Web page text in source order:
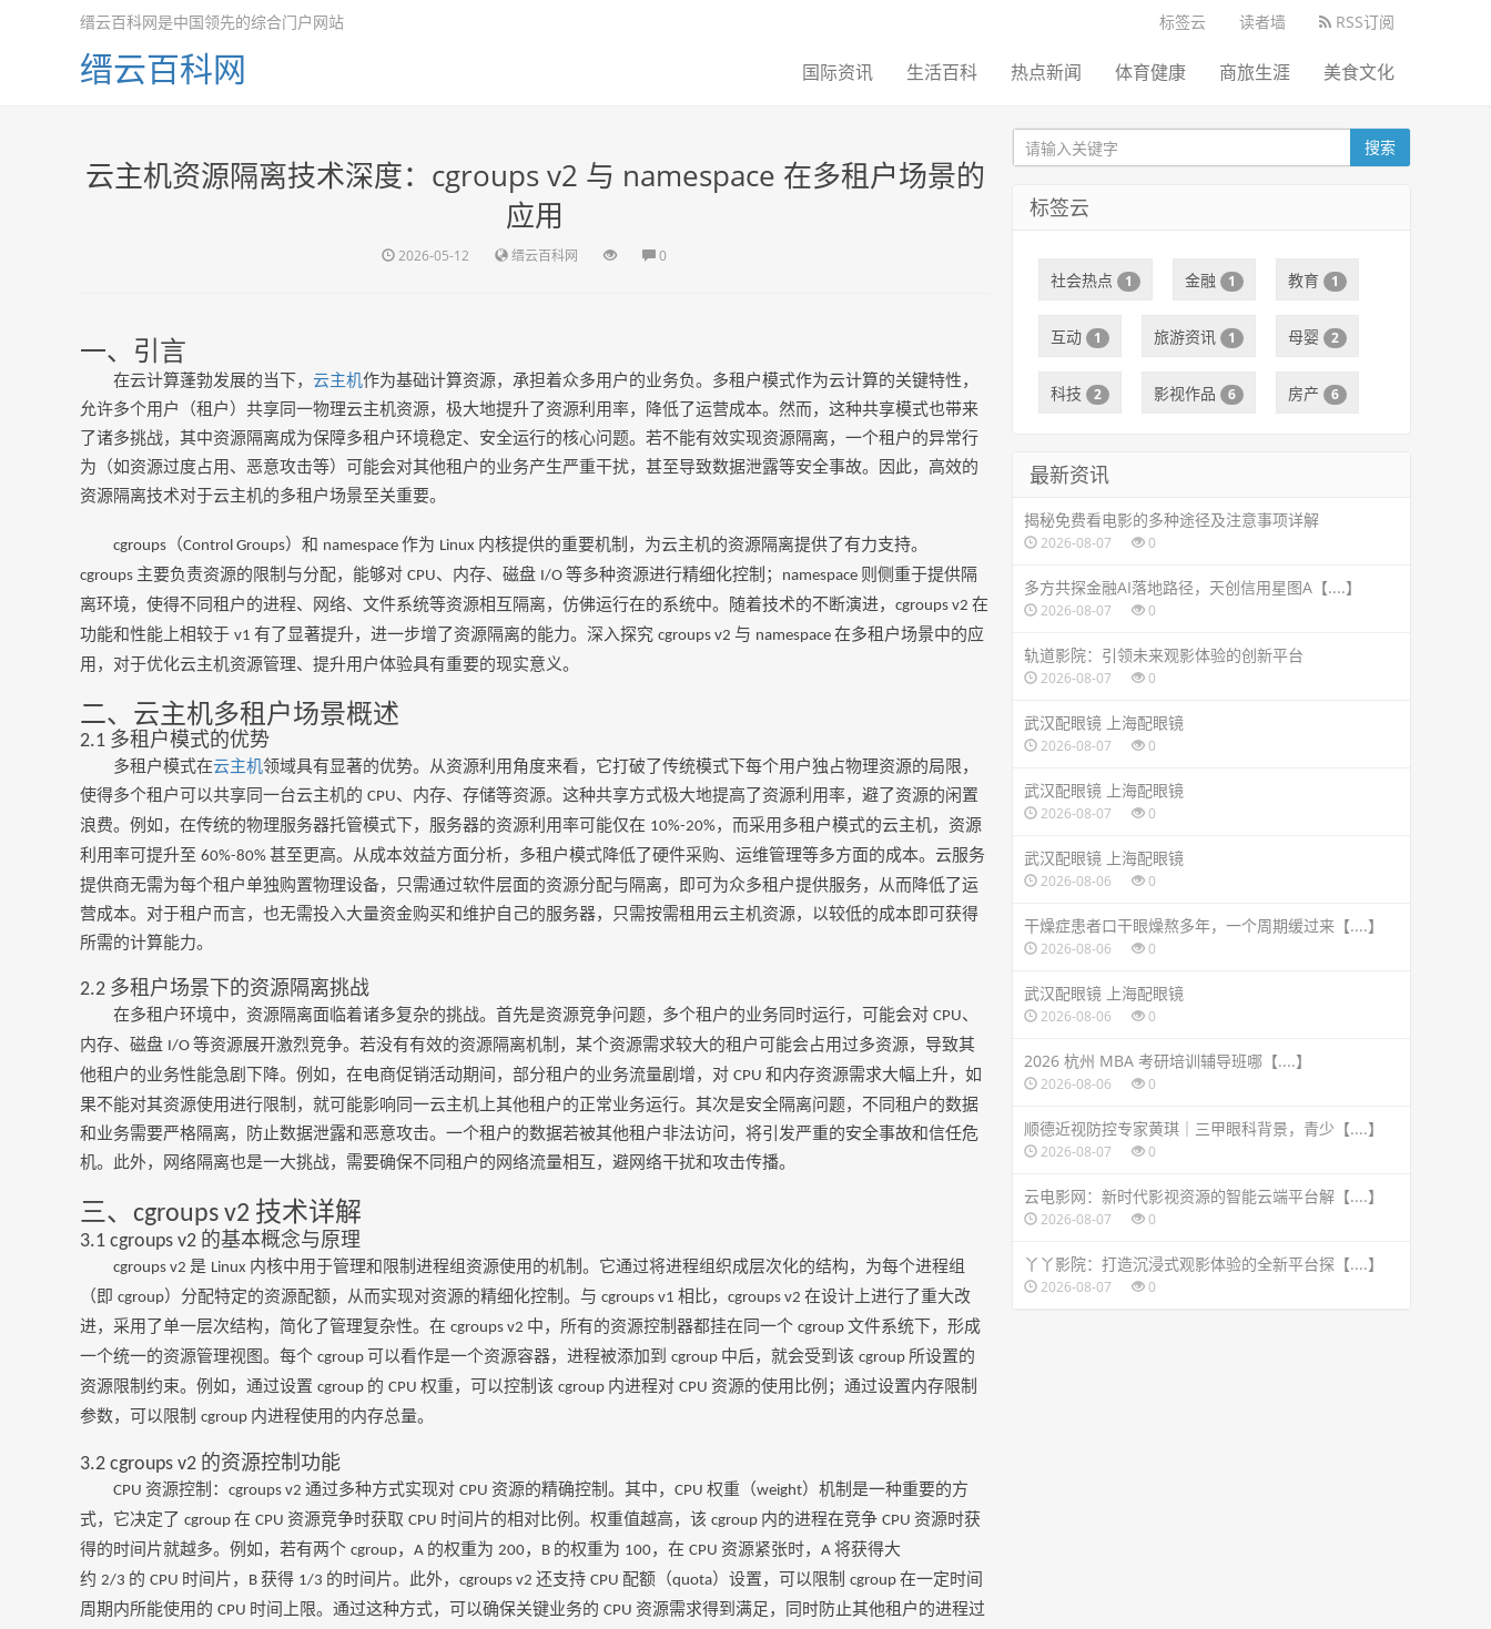
标签云 读者墙 RSS订阅
缙云百科网是中国领先的综合门户网站
缙云百科网 国际资讯 生活百科 热点新闻 体育健康 商旅生涯 美食文化
云主机资源隔离技术深度：cgroups v2 与 namespace 在多租户场景的
应用
2026-05-12 缙云百科网 0
一、引言
在云计算蓬勃发展的当下， 云主机作为基础计算资源，承担着众多用户的业务负。多租户模式作为云计算的关键特性，
允许多个用户（租户）共享同一物理云主机资源，极大地提升了资源利用率，降低了运营成本。然而，这种共享模式也带来
了诸多挑战，其中资源隔离成为保障多租户环境稳定、安全运行的核心问题。若不能有效实现资源隔离，一个租户的异常行
为（如资源过度占用、恶意攻击等）可能会对其他租户的业务产生严重干扰，甚至导致数据泄露等安全事故。因此，高效的
资源隔离技术对于云主机的多租户场景至关重要。
cgroups （Control Groups）和 namespace 作为 Linux 内核提供的重要机制，为云主机的资源隔离提供了有力支持。
cgroups 主要负责资源的限制与分配，能够对 CPU、内存、磁盘 I/O 等多种资源进行精细化控制； namespace 则侧重于提供隔
离环境，使得不同租户的进程、网络、文件系统等资源相互隔离，仿佛运行在的系统中。随着技术的不断演进， cgroups v2 在
功能和性能上相较于 v1 有了显著提升，进一步增了资源隔离的能力。深入探究 cgroups v2 与 namespace 在多租户场景中的应
用，对于优化云主机资源管理、提升用户体验具有重要的现实意义。
二、云主机多租户场景概述
2.1 多租户模式的优势
多租户模式在云主机领域具有显著的优势。从资源利用角度来看，它打破了传统模式下每个用户独占物理资源的局限，
使得多个租户可以共享同一台云主机的 CPU、内存、存储等资源。这种共享方式极大地提高了资源利用率，避了资源的闲置
浪费。例如，在传统的物理服务器托管模式下，服务器的资源利用率可能仅在 10%-20%，而采用多租户模式的云主机，资源
利用率可提升至 60%-80% 甚至更高。从成本效益方面分析，多租户模式降低了硬件采购、运维管理等多方面的成本。云服务
提供商无需为每个租户单独购置物理设备，只需通过软件层面的资源分配与隔离，即可为众多租户提供服务，从而降低了运
营成本。对于租户而言，也无需投入大量资金购买和维护自己的服务器，只需按需租用云主机资源，以较低的成本即可获得
所需的计算能力。
2.2 多租户场景下的资源隔离挑战
在多租户环境中，资源隔离面临着诸多复杂的挑战。首先是资源竞争问题，多个租户的业务同时运行，可能会对 CPU、
内存、磁盘 I/O 等资源展开激烈竞争。若没有有效的资源隔离机制，某个资源需求较大的租户可能会占用过多资源，导致其
他租户的业务性能急剧下降。例如，在电商促销活动期间，部分租户的业务流量剧增，对 CPU 和内存资源需求大幅上升，如
果不能对其资源使用进行限制，就可能影响同一云主机上其他租户的正常业务运行。其次是安全隔离问题，不同租户的数据
和业务需要严格隔离，防止数据泄露和恶意攻击。一个租户的数据若被其他租户非法访问，将引发严重的安全事故和信任危
机。此外，网络隔离也是一大挑战，需要确保不同租户的网络流量相互，避网络干扰和攻击传播。
三、 cgroups v2 技术详解
3.1 cgroups v2 的基本概念与原理
cgroups v2 是 Linux 内核中用于管理和限制进程组资源使用的机制。它通过将进程组织成层次化的结构，为每个进程组
（即 cgroup）分配特定的资源配额，从而实现对资源的精细化控制。与 cgroups v1 相比， cgroups v2 在设计上进行了重大改
进，采用了单一层次结构，简化了管理复杂性。在 cgroups v2 中，所有的资源控制器都挂在同一个 cgroup 文件系统下，形成
一个统一的资源管理视图。每个 cgroup 可以看作是一个资源容器，进程被添加到 cgroup 中后，就会受到该 cgroup 所设置的
资源限制约束。例如，通过设置 cgroup 的 CPU 权重，可以控制该 cgroup 内进程对 CPU 资源的使用比例；通过设置内存限制
参数，可以限制 cgroup 内进程使用的内存总量。
3.2 cgroups v2 的资源控制功能
CPU 资源控制： cgroups v2 通过多种方式实现对 CPU 资源的精确控制。其中， CPU 权重（weight）机制是一种重要的方
式，它决定了 cgroup 在 CPU 资源竞争时获取 CPU 时间片的相对比例。权重值越高，该 cgroup 内的进程在竞争 CPU 资源时获
得的时间片就越多。例如，若有两个 cgroup， A 的权重为 200， B 的权重为 100，在 CPU 资源紧张时， A 将获得大
约 2/3 的 CPU 时间片， B 获得 1/3 的时间片。此外， cgroups v2 还支持 CPU 配额（quota）设置，可以限制 cgroup 在一定时间
周期内所能使用的 CPU 时间上限。通过这种方式，可以确保关键业务的 CPU 资源需求得到满足，同时防止其他租户的进程过
搜索
标签云
社会热点 1 金融 1 教育 1
互动 1 旅游资讯 1 母婴 2
科技 2 影视作品 6 房产 6
最新资讯
揭秘免费看电影的多种途径及注意事项详解
2026-08-07 0
多方共探金融AI落地路径，天创信用星图A【....】
2026-08-07 0
轨道影院：引领未来观影体验的创新平台
2026-08-07 0
武汉配眼镜 上海配眼镜
2026-08-07 0
武汉配眼镜 上海配眼镜
2026-08-07 0
武汉配眼镜 上海配眼镜
2026-08-06 0
干燥症患者口干眼燥熬多年，一个周期缓过来【....】
2026-08-06 0
武汉配眼镜 上海配眼镜
2026-08-06 0
2026 杭州 MBA 考研培训辅导班哪【....】
2026-08-06 0
顺德近视防控专家黄琪｜三甲眼科背景，青少【....】
2026-08-07 0
云电影网：新时代影视资源的智能云端平台解【....】
2026-08-07 0
丫丫影院：打造沉浸式观影体验的全新平台探【....】
2026-08-07 0